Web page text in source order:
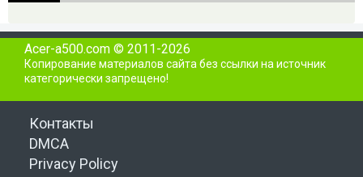
Acer-a500.com © 2011-2026
Копирование материалов сайта без ссылки на источник
категорически запрещено!
Контакты
DMCA
Privacy Policy